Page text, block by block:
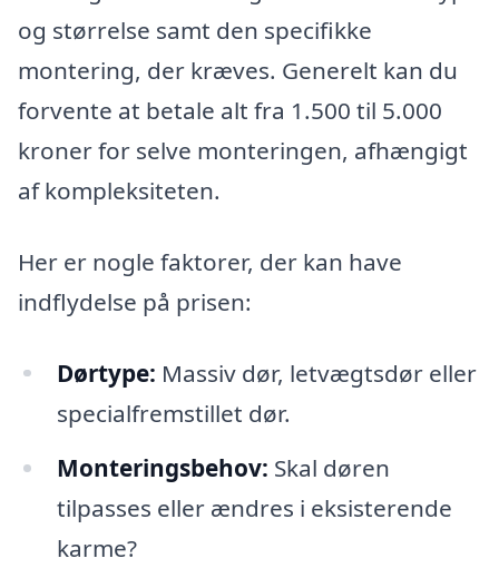
og størrelse samt den specifikke
montering, der kræves. Generelt kan du
forvente at betale alt fra 1.500 til 5.000
kroner for selve monteringen, afhængigt
af kompleksiteten.
Her er nogle faktorer, der kan have
indflydelse på prisen:
Dørtype: Massiv dør, letvægtsdør eller
specialfremstillet dør.
Monteringsbehov: Skal døren
tilpasses eller ændres i eksisterende
karme?